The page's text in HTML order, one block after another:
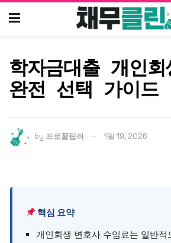
학자금대출 개인
완전 선택 가이드
by 프로꿀팁러 1월 19, 2026
핵심 요약
개인회생 변호사 수임료는 일반적